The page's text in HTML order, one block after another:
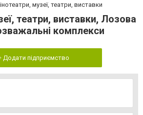
музеї, театри, виставки
театри, виставки, Лозова
комплекси
Додати підприємство